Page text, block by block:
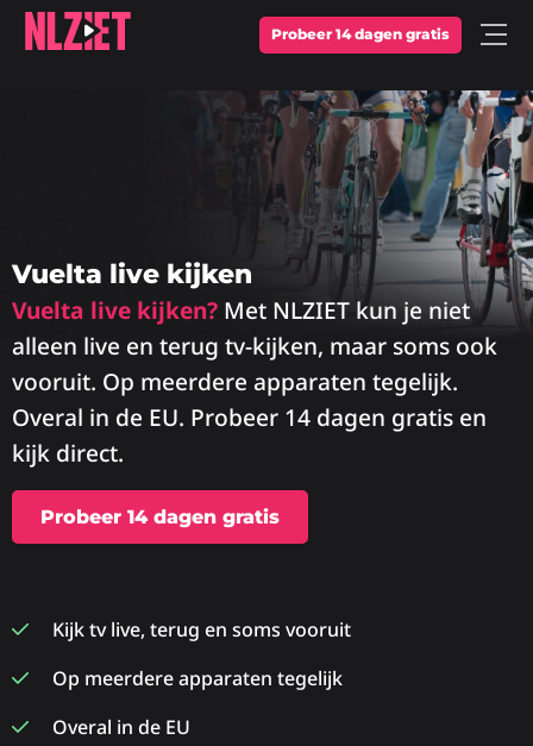
Probeer 14 dagen gratis Open
Vuelta live kijken
Vuelta live kijken? Met NLZIET kun je niet
alleen live en terug tv-kijken, maar soms ook
vooruit. Op meerdere apparaten tegelijk.
Overal in de EU. Probeer 14 dagen gratis en
kijk direct.
Probeer 14 dagen gratis
Kijk tv live, terug en soms vooruit
Op meerdere apparaten tegelijk
Overal in de EU